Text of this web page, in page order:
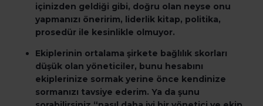
içinizden geldiği gibi, doğru olan neyse onu
yapmanızı öneririm, liderlik kitap, politika,
prosedür ile kesinlikle olmuyor.
Ekiplerinin ortalama şirkete bağlılık skorları
düşük olan yöneticiler, bunu hesabını
ekiplerinize sormak yerine önce kendinize
sormanızı tavsiye ederim. Ya da şunu